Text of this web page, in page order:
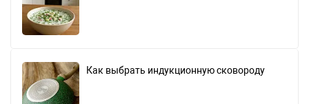
Как выбрать индукционную сковороду